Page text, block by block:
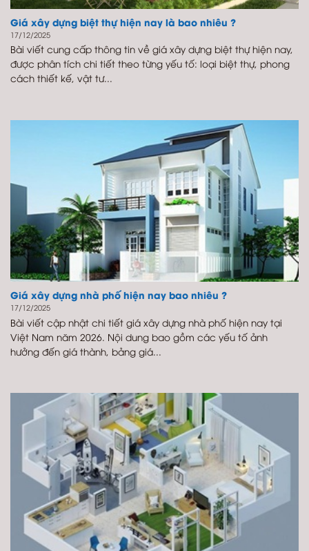
Giá xây dựng biệt thự hiện nay là bao nhiêu ?
17/12/2025
Bài viết cung cấp thông tin về giá xây dựng biệt thự hiện nay,
được phân tích chi tiết theo từng yếu tố: loại biệt thự, phong
cách thiết kế, vật tư...
Giá xây dựng nhà phố hiện nay bao nhiêu ?
17/12/2025
Bài viết cập nhật chi tiết giá xây dựng nhà phố hiện nay tại
Việt Nam năm 2026. Nội dung bao gồm các yếu tố ảnh
hưởng đến giá thành, bảng giá...